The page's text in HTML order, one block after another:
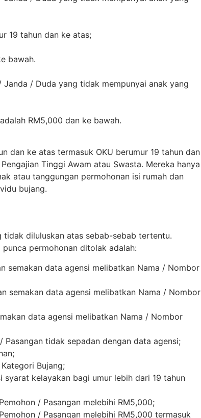
19 tahun dan ke atas;
bawah.
/ Duda yang tidak mempunyai anak yang
RM5,000 dan ke bawah.
dan ke atas termasuk OKU berumur 19 tahun dan
Tinggi Awam atau Swasta. Mereka hanya
atau tanggungan permohonan isi rumah dan
bujang.
tidak diluluskan atas sebab-sebab tertentu.
permohonan ditolak adalah:
semakan data agensi melibatkan Nama / Nombor
semakan data agensi melibatkan Nama / Nombor
data agensi melibatkan Nama / Nombor
tidak sepadan dengan data agensi;
Bujang;
kelayakan bagi umur lebih dari 19 tahun
/ Pasangan melebihi RM5,000;
/ Pasangan melebihi RM5,000 termasuk